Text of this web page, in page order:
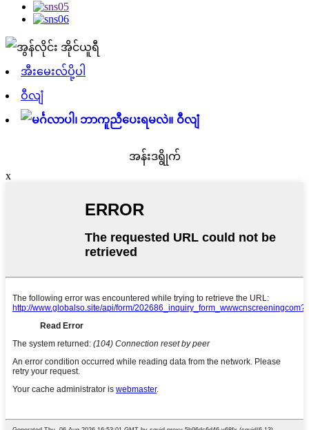
အီးမေးလ်ပို့ပါ
ဝီလျံ
ဝီလျံ
အန်းဒရွိုက်
x